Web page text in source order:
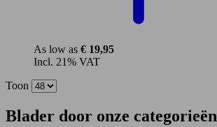
As low as € 19,95
Incl. 21% VAT
Toon
Blader door onze categorieën